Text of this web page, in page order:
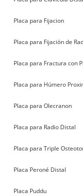
Placa para Fijacion
Placa para Fijación de
Placa para Fractura con
Placa para Húmero
Placa para Olecranon
Placa para Radio Distal
Placa para Triple
Placa Peroné Distal
Placa Puddu